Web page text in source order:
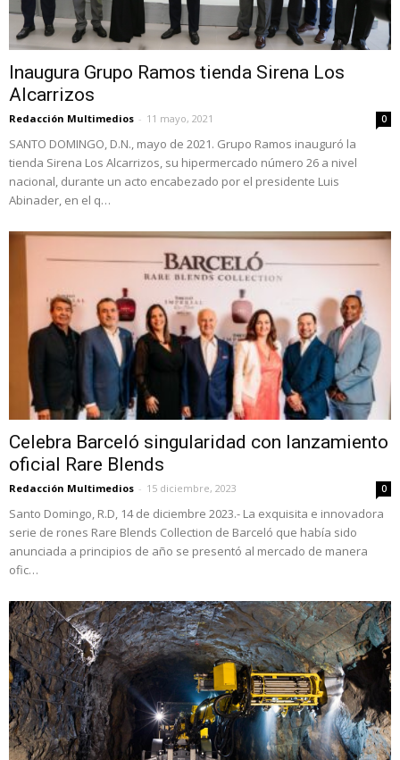
Inaugura Grupo Ramos tienda Sirena Los
Alcarrizos
Redacción Multimedios - 11 mayo, 2021 0
SANTO DOMINGO, D.N., mayo de 2021. Grupo Ramos inauguró la
tienda Sirena Los Alcarrizos, su hipermercado número 26 a nivel
nacional, durante un acto encabezado por el presidente Luis
Abinader, en el q…
Celebra Barceló singularidad con lanzamiento
oficial Rare Blends
Redacción Multimedios - 15 diciembre, 2023 0
Santo Domingo, R.D, 14 de diciembre 2023.- La exquisita e innovadora
serie de rones Rare Blends Collection de Barceló que había sido
anunciada a principios de año se presentó al mercado de manera
ofic…